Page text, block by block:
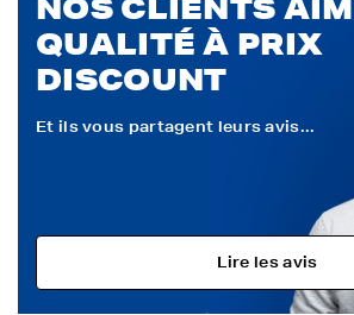
NOS CLIENTS
QUALITÉ À PRIX
DISCOUNT
Et ils vous partagent leurs avis...
Lire les avis